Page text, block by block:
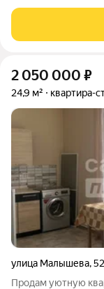
расположенную в
"Мебельная
2 050 000 ₽
24,9 м² квартира-
улица Малышева,
Продам уютную